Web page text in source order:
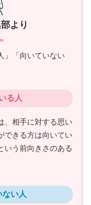
より
」「向いていない
る人
、相手に対する思い
できる方は向いてい
いう前向きさのある
ない人